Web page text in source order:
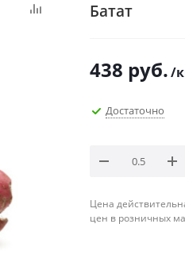
Батат
438 руб./
Достаточно
Цена
цен в розничных